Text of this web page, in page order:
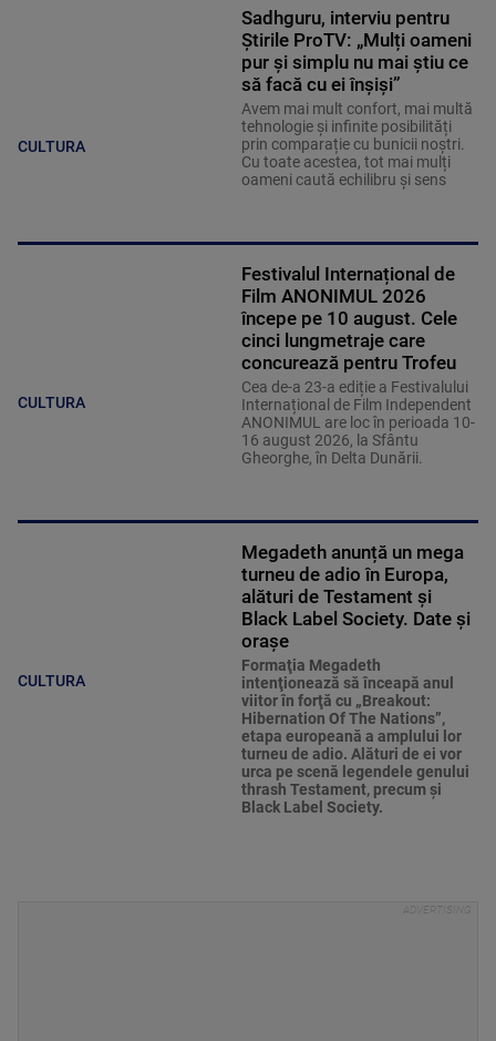
CULTURA
Sadhguru, interviu pentru
Știrile ProTV: „Mulți oameni
pur și simplu nu mai știu ce
să facă cu ei înșiși”
Avem mai mult confort, mai multă
tehnologie și infinite posibilități
prin comparație cu bunicii noștri.
Cu toate acestea, tot mai mulți
oameni caută echilibru și sens
CULTURA
Festivalul Internațional de
Film ANONIMUL 2026
începe pe 10 august. Cele
cinci lungmetraje care
concurează pentru Trofeu
Cea de-a 23-a ediție a Festivalului
Internațional de Film Independent
ANONIMUL are loc în perioada 10-
16 august 2026, la Sfântu
Gheorghe, în Delta Dunării.
CULTURA
Megadeth anunță un mega
turneu de adio în Europa,
alături de Testament și
Black Label Society. Date și
orașe
Formaţia Megadeth
intenţionează să înceapă anul
viitor în forţă cu „Breakout:
Hibernation Of The Nations”,
etapa europeană a amplului lor
turneu de adio. Alături de ei vor
urca pe scenă legendele genului
thrash Testament, precum şi
Black Label Society.